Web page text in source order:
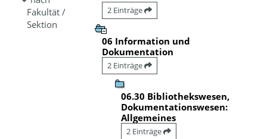
Fakultät /
Sektion
2 Einträge
06 Information und
Dokumentation
2 Einträge
06.30 Bibliothekswesen,
Dokumentationswesen:
Allgemeines
2 Einträge